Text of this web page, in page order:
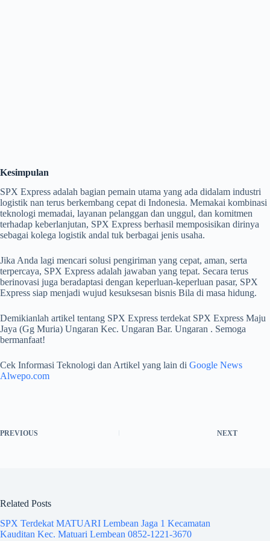
Kesimpulan
SPX Express adalah bagian pemain utama yang ada didalam industri
logistik nan terus berkembang cepat di Indonesia. Memakai kombinasi
teknologi memadai, layanan pelanggan dan unggul, dan komitmen
terhadap keberlanjutan, SPX Express berhasil memposisikan dirinya
sebagai kolega logistik andal tuk berbagai jenis usaha.
Jika Anda lagi mencari solusi pengiriman yang cepat, aman, serta
terpercaya, SPX Express adalah jawaban yang tepat. Secara terus
berinovasi juga beradaptasi dengan keperluan-keperluan pasar, SPX
Express siap menjadi wujud kesuksesan bisnis Bila di masa hidung.
Demikianlah artikel tentang SPX Express terdekat SPX Express Maju
Jaya (Gg Muria) Ungaran Kec. Ungaran Bar. Ungaran . Semoga
bermanfaat!
Cek Informasi Teknologi dan Artikel yang lain di Google News
Alwepo.com
PREVIOUS NEXT
Related Posts
SPX Terdekat MATUARI Lembean Jaga 1 Kecamatan
Kauditan Kec. Matuari Lembean 0852-1221-3670